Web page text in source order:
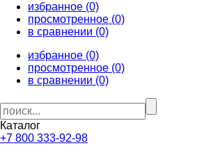
избранное (0)
просмотренное (0)
в сравнении (0)
избранное (0)
просмотренное (0)
в сравнении (0)
Каталог
+7 800 333-92-98